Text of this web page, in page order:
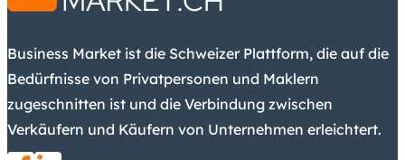
Business Market ist die Schweizer Plattform, die auf die
Bedürfnisse von Privatpersonen und Maklern
zugeschnitten ist und die Verbindung zwischen
Verkäufern und Käufern von Unternehmen erleichtert.